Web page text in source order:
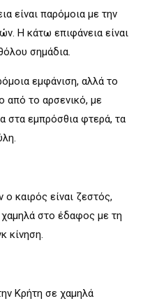
είναι παρόμοια με την
Η κάτω επιφάνεια είναι
σημάδια.
εμφάνιση, αλλά το
από το αρσενικό, με
στα εμπρόσθια φτερά, τα
ο καιρός είναι ζεστός,
στο έδαφος με τη
κίνηση.
Κρήτη σε χαμηλά